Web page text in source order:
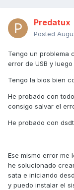
Predatux
Posted
Tengo un problema
error de USB y
Tengo la bios bien
He probado con
consigo salvar el
He probado con
Ese mismo error me
he solucionado
sata e iniciando
y puedo instalar el